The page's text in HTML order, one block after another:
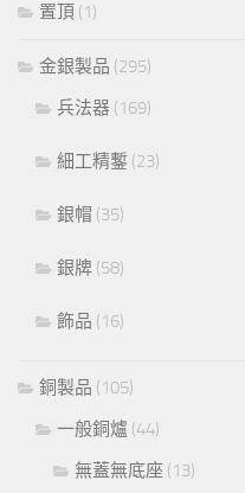
置頂 (1)
金銀製品 (295)
兵法器 (169)
細工精鏨 (23)
銀帽 (35)
銀牌 (58)
飾品 (16)
銅製品 (105)
一般銅爐 (44)
無蓋無底座 (13)